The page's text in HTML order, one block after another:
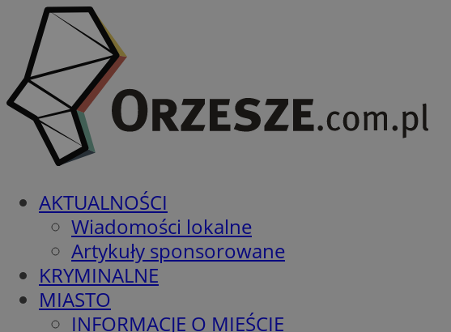
AKTUALNOŚCI
Wiadomości lokalne
Artykuły sponsorowane
KRYMINALNE
MIASTO
INFORMACJE O MIEŚCIE